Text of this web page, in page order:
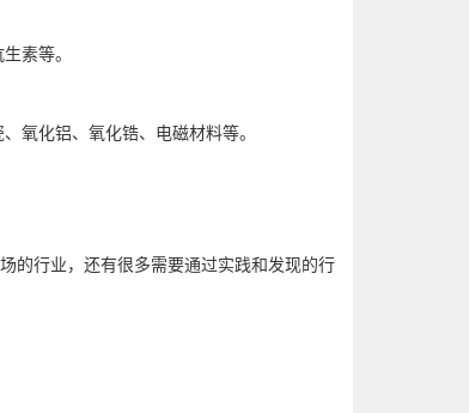
素等。
氧化铝、氧化锆、电磁材料等。
行业，还有很多需要通过实践和发现的行